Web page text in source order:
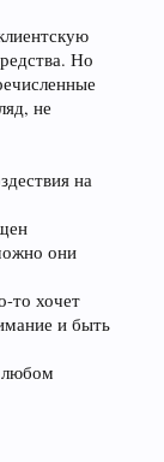
Но
не
на
они
то хочет
и быть
любом